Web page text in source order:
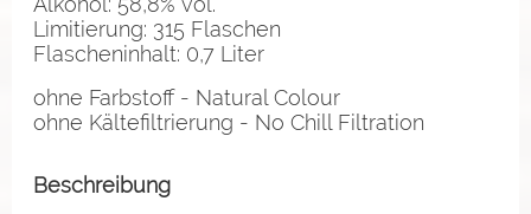
Limitierung: 315 Flaschen
Flascheninhalt: 0,7 Liter
ohne Farbstoff - Natural Colour
ohne Kältefiltrierung - No Chill Filtration
Beschreibung